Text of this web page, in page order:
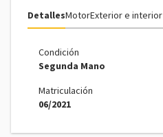
DetallesMotorExterior e interior
Condición
Segunda Mano
Matriculación
06/2021